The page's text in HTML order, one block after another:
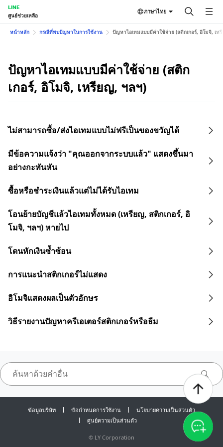
LINE
ศูนย์ช่วยเหลือ
ภาษาไทย
หน้าหลัก กรณีที่พบปัญหาในการใช้งาน ปัญหาไอเทมแบบมีค่าใช้จ่าย (สติกเกอร์, อิโมจิ, เห
ปัญหาไอเทมแบบมีค่าใช้จ่าย (สติก
เกอร์, อิโมจิ, เหรียญ, ฯลฯ)
ไม่สามารถซื้อ/ส่งไอเทมแบบไม่ฟรีเป็นของขวัญได้
มีข้อความแจ้งว่า "คุณออกจากระบบแล้ว" แสดงขึ้นมา
อย่างกะทันหัน
ซื้อหรือชำระเงินแล้วแต่ไม่ได้รับไอเทม
โอนย้ายบัญชีแล้วไอเทมทั้งหมด (เหรียญ, สติกเกอร์, อิ
โมจิ, ฯลฯ) หายไป
โดนหักเงินซ้ำซ้อน
การแนะนำสติกเกอร์ไม่แสดง
อิโมจิแสดงผลเป็นตัวอักษร
วิธีรายงานปัญหาครีเอเตอร์สติกเกอร์หรือธีม
ข้อมูลบริษัท ข้อกำหนดการใช้งาน
นโยบายความเป็นส่วนตัว
ศูนย์ความเป็นส่วนตัว
© LY Corporation